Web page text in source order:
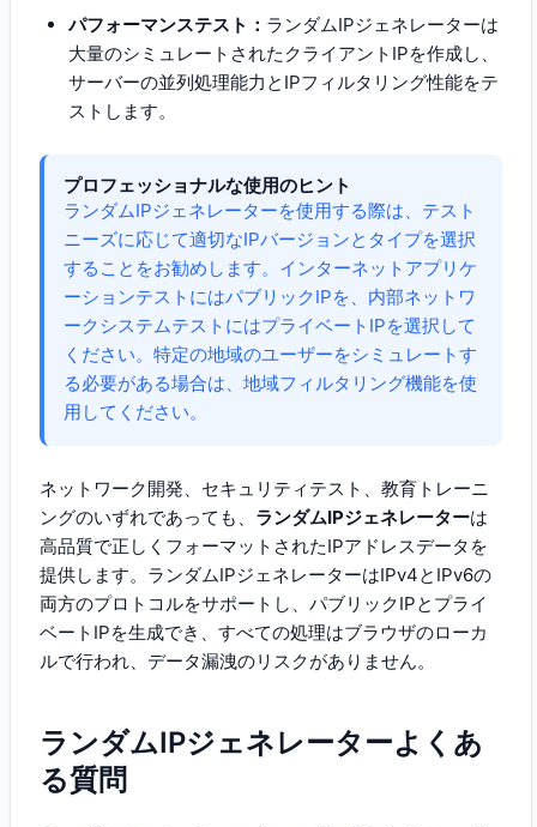
パフォーマンステスト： ランダムIPジェネレーターは
大量のシミュレートされたクライアントIPを作成し、
サーバーの並列処理能力とIPフィルタリング性能をテ
ストします。
プロフェッショナルな使用のヒント
ランダムIPジェネレーターを使用する際は、テスト
ニーズに応じて適切なIPバージョンとタイプを選択
することをお勧めします。インターネットアプリケ
ーションテストにはパブリックIPを、内部ネットワ
ークシステムテストにはプライベートIPを選択して
ください。特定の地域のユーザーをシミュレートす
る必要がある場合は、地域フィルタリング機能を使
用してください。
ネットワーク開発、セキュリティテスト、教育トレーニ
ングのいずれであっても、 ランダムIPジェネレーターは
高品質で正しくフォーマットされたIPアドレスデータを
提供します。ランダムIPジェネレーターはIPv4とIPv6の
両方のプロトコルをサポートし、パブリックIPとプライ
ベートIPを生成でき、すべての処理はブラウザのローカ
ルで行われ、データ漏洩のリスクがありません。
ランダムIPジェネレーターよくあ
る質問